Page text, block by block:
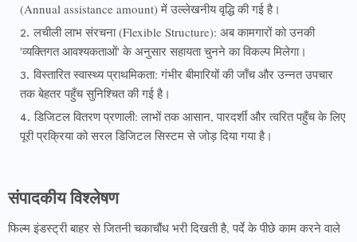
(Annual assistance amount) में उल्लेखनीय वृद्धि की गई है।
लचीली लाभ संरचना (Flexible Structure): अब कामगारों को उनकी
'व्यक्तिगत आवश्यकताओं' के अनुसार सहायता चुनने का विकल्प मिलेगा।
विस्तारित स्वास्थ्य प्राथमिकता: गंभीर बीमारियों की जाँच और उन्नत उपचार
तक बेहतर पहुँच सुनिश्चित की गई है।
डिजिटल वितरण प्रणाली: लाभों तक आसान, पारदर्शी और त्वरित पहुँच के लिए
पूरी प्रक्रिया को सरल डिजिटल सिस्टम से जोड़ दिया गया है।
संपादकीय विश्लेषण
फिल्म इंडस्ट्री बाहर से जितनी चकाचौंध भरी दिखती है, पर्दे के पीछे काम करने वाले